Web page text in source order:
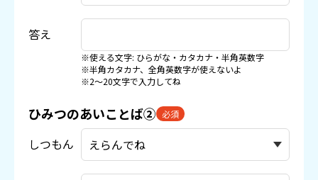
答え
※使える文字: ひらがな・カタカナ・半角英数字
※半角カタカナ、全角英数字が使えないよ
※2〜20文字で入力してね
ひみつのあいことば② 必須
しつもん